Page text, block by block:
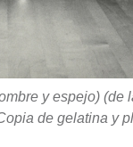
y espejo) (de
de gelatina y